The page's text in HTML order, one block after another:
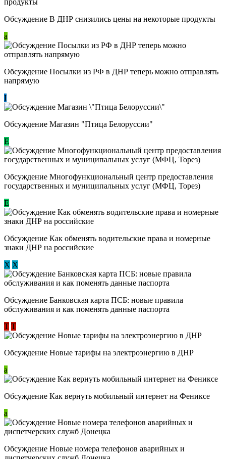
Обсуждение В ДНР снизились цены на некоторые продукты
a
Обсуждение Посылки из РФ в ДНР теперь можно отправлять
напрямую
I
Обсуждение Магазин "Птица Белоруссии"
Е
Обсуждение Многофункциональный центр предоставления
государственных и муниципальных услуг (МФЦ, Торез)
E
Обсуждение ​Как обменять водительские права и номерные
знаки ДНР на российские
Х Х
Обсуждение ​Банковская карта ПСБ: новые правила
обслуживания и как поменять данные паспорта
Т Т
Обсуждение Новые тарифы на электроэнергию в ДНР
a
Обсуждение Как вернуть мобильный интернет на Фениксе
a
Обсуждение Новые номера телефонов аварийных и